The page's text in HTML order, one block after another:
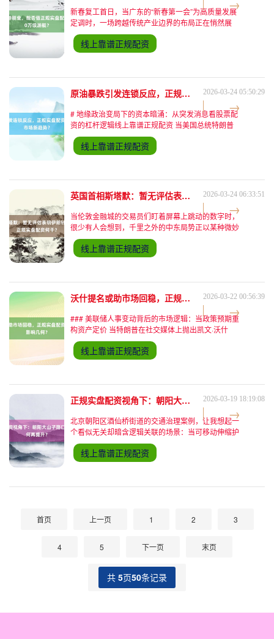
新春复工首日，当广东的“新春第一会”为高质量发展
定调时，一场跨越传统产业边界的布局正在悄然展
开。刘强东以实控人身份推动的探海游艇（Sea
Expandary）项目，不仅是一次商业投资，更是一次
对中国制
线上靠谱正规配资
原油暴跌引发连锁反应，正规实盘配资需关注哪些市场新趋势？ 2026-03-24 05:50:29
# 地缘政治变局下的资本暗涌：从突发消息看股票配
资的杠杆逻辑线上靠谱正规配资 当美国总统特朗普
在社交媒体抛出"暂停对伊军事打击"的声明时，全球
金融市场瞬间沸腾。纳斯达克指数期货在半小时内暴
涨2%，黄金
线上靠谱正规配资
英国首相斯塔默：暂无评估表明伊朗针对英国，与正规实盘配资何干？ 2026-03-24 06:33:51
当伦敦金融城的交易员们盯着屏幕上跳动的数字时，
很少有人会想到，千里之外的中东局势正以某种微妙
的方式影响着他们的决策。2024年3月23日，英国首
相斯塔默在伦敦东南部一所小学的临时新闻发布会上
宣布："目
线上靠谱正规配资
沃什提名或助市场回稳，正规实盘配资环境受美元影响几何？ 2026-03-22 00:56:39
### 美联储人事变动背后的市场逻辑：当政策预期重
构资产定价 当特朗普在社交媒体上抛出凯文·沃什
（Kevin Warsh）将接任美联储主席的消息时，华尔
街的交易员们迅速捕捉到两个关键信号：美元指数在
线上靠谱正规配资
正规实盘配资视角下：朝阳大山子路口出行环境如何再提升？ 2026-03-19 18:19:08
北京朝阳区酒仙桥街道的交通治理案例，让我想起一
个看似无关却暗含逻辑关联的场景：当可移动伸缩护
栏根据车流动态调整时，它既保障了通行效率，也规
避了人车混行带来的风险。这与股票配资中的杠杆调
节机制有着微妙的
线上靠谱正规配资
首页 上一页 1 2 3
4 5 下一页 末页
共 5页50条记录